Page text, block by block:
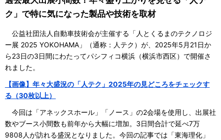
ク」で特に気になった製品や技術を取材
公益社団法人自動車技術会が主催する「人とくるまのテクノロジ
ー展 2025 YOKOHAMA」（通称：人テク）が、2025年5月21日か
ら23日の3日間にわたってパシフィコ横浜（横浜市西区）で開催さ
れました。
【画像】年々大盛況の「人テク」2025年の見どころをチェックす
る（30枚以上）
今回は「アネックスホール」「ノース」の2会場を使用し、出展社
数やブース小間数も前年から大幅に増加。3日間合計で延べ7万
9808人が訪れる盛況となりました。今回の記事では「東海理化」